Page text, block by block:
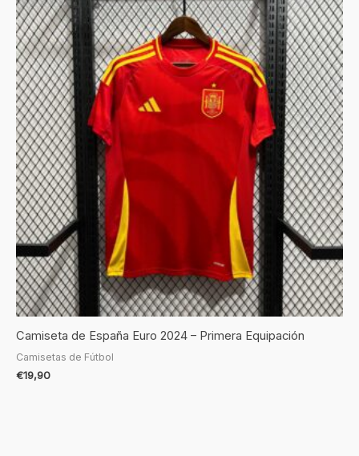
Camiseta de España Euro 2024 – Primera Equipación
Camisetas de Fútbol
€19,90